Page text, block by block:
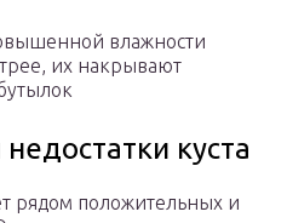
влажности
их накрывают
куста
рядом положительных и